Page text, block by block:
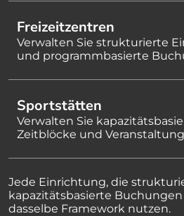
Freizeitzentren
Verwalten Sie strukturierte
und programmbasierte
Sportstätten
Verwalten Sie
Zeitblöcke und
Jede Einrichtung, die
kapazitätsbasierte
dasselbe Framework nutzen.